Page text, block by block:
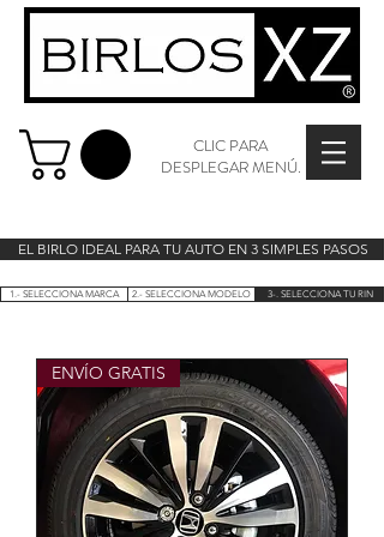
CLIC PARA
DESPLEGAR MENÚ.
EL BIRLO IDEAL PARA TU AUTO EN 3 SIMPLES PASOS
1.- SELECCIONA MARCA 2.- SELECCIONA MODELO 3-. SELECCIONA TU RIN
ENVÍO GRATIS